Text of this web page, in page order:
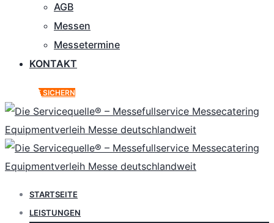
AGB
Messen
Messetermine
KONTAKT
ANGEBOT SICHERN
STARTSEITE
LEISTUNGEN